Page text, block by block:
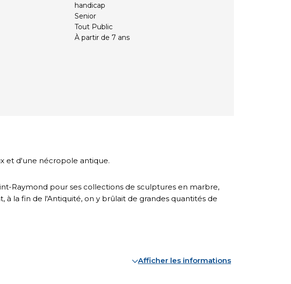
handicap
Senior
Tout Public
À partir de 7 ans
et d'une nécropole antique.
Raymond pour ses collections de sculptures en marbre,
à la fin de l'Antiquité, on y brûlait de grandes quantités de
Afficher les informations